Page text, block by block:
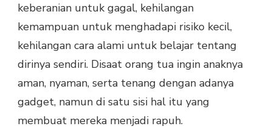
keberanian untuk gagal, kehilangan
kemampuan untuk menghadapi risiko kecil,
kehilangan cara alami untuk belajar tentang
dirinya sendiri. Disaat orang tua ingin anaknya
aman, nyaman, serta tenang dengan adanya
gadget, namun di satu sisi hal itu yang
membuat mereka menjadi rapuh.